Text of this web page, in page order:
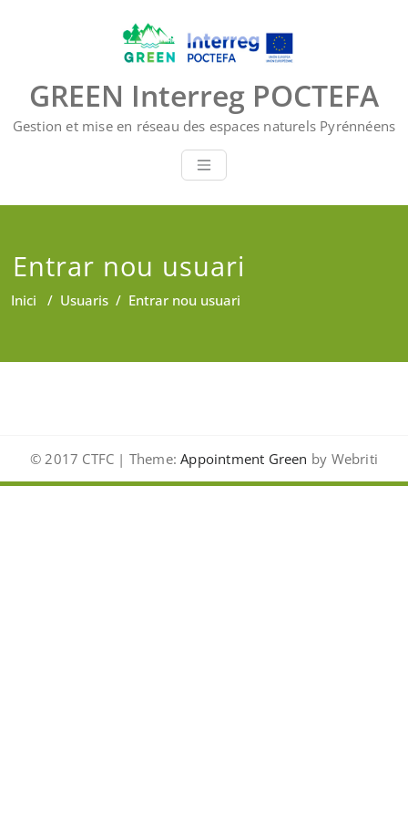
GREEN Interreg POCTEFA
Gestion et mise en réseau des espaces naturels Pyrénnéens
Entrar nou usuari
Inici / Usuaris / Entrar nou usuari
© 2017 CTFC | Theme: Appointment Green by Webriti